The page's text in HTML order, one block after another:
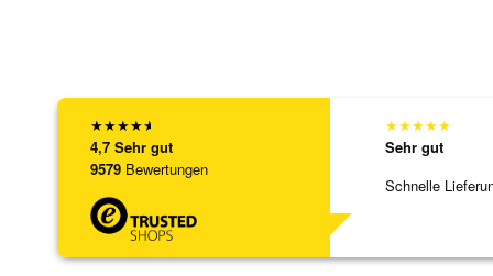
★★★★★
4,7 Sehr gut
9579 Bewertungen
★★★★★
Sehr gut
Schnelle